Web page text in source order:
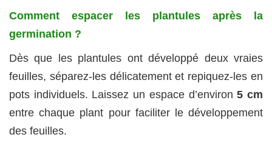
Comment espacer les plantules après la
germination ?
Dès que les plantules ont développé deux vraies
feuilles, séparez-les délicatement et repiquez-les en
pots individuels. Laissez un espace d’environ5 cm
entre chaque plant pour faciliter le développement
des feuilles.